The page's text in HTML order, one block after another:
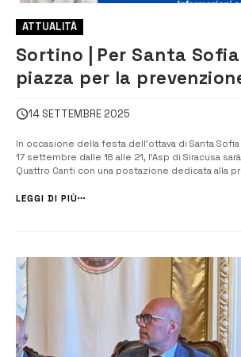
ATTUALITÀ
Sortino | Per Santa Sofia
piazza per la
14 SETTEMBRE 2025
In occasione della festa dell’ottava di Santa
17 settembre dalle 18 alle 21, l’Asp di Siracusa
Quattro Canti con una postazione dedicata alla
opportunità offerte, in termini di servizi sanitari,
LEGGI DI PIÙ